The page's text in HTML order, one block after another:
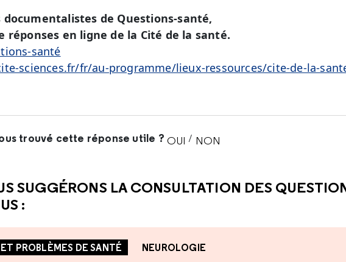
documentalistes de Questions-santé,
réponses en ligne de la Cité de la santé.
santé
sciences.fr/fr/au-programme/lieux-ressources/cite-de-la-
trouvé cette réponse utile ? OUI / NON
SUGGÉRONS LA CONSULTATION DES
:
PROBLÈMES DE SANTÉ NEUROLOGIE